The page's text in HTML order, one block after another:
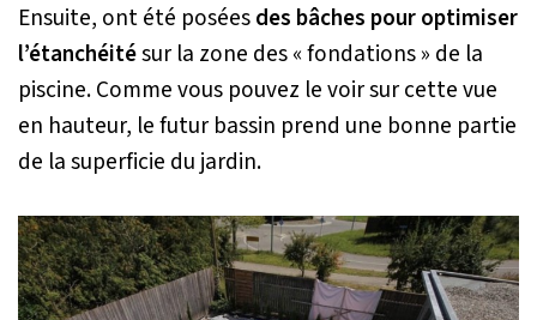
Ensuite, ont été poséesdes bâches pour optimiser
l’étanchéitésur la zone des « fondations » de la
piscine. Comme vous pouvez le voir sur cette vue
en hauteur, le futur bassin prend une bonne partie
de la superficie du jardin.